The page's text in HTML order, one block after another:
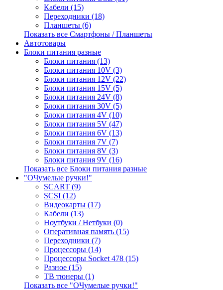
Кабели (15)
Переходники (18)
Планшеты (6)
Показать все Смартфоны / Планшеты
Автотовары
Блоки питания разные
Блоки питания (13)
Блоки питания 10V (3)
Блоки питания 12V (22)
Блоки питания 15V (5)
Блоки питания 24V (8)
Блоки питания 30V (5)
Блоки питания 4V (10)
Блоки питания 5V (47)
Блоки питания 6V (13)
Блоки питания 7V (7)
Блоки питания 8V (3)
Блоки питания 9V (16)
Показать все Блоки питания разные
"ОЧумелые ручки!"
SCART (9)
SCSI (12)
Видеокарты (17)
Кабели (13)
Ноутбуки / Нетбуки (0)
Оперативная память (15)
Переходники (7)
Процессоры (14)
Процессоры Socket 478 (15)
Разное (15)
ТВ тюнеры (1)
Показать все "ОЧумелые ручки!"